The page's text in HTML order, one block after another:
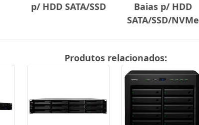
p/ HDD SATA/SSD
Baias p/ HDD
SATA/SSD/NVMe
Produtos relacionados: